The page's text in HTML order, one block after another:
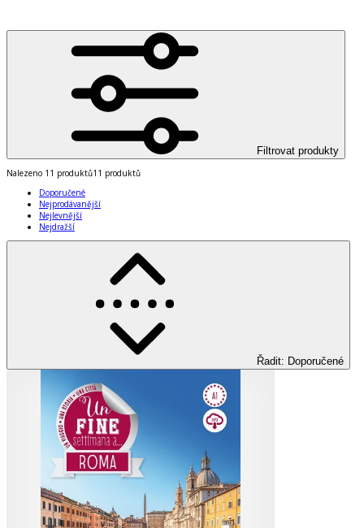
Filtrovat produkty
Nalezeno 11 produktů11 produktů
Doporučené
Nejprodávanější
Nejlevnější
Nejdražší
Řadit: Doporučené